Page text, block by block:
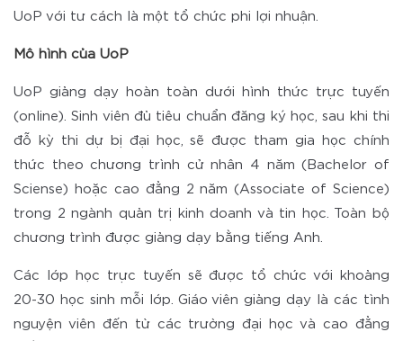
UoP với tư cách là một tổ chức phi lợi nhuận.
Mô hình của UoP
UoP giảng dạy hoàn toàn dưới hình thức trực tuyến
(online). Sinh viên đủ tiêu chuẩn đăng ký học, sau khi thi
đỗ kỳ thi dự bị đại học, sẽ được tham gia học chính
thức theo chương trình cử nhân 4 năm (Bachelor of
Sciense) hoặc cao đẳng 2 năm (Associate of Science)
trong 2 ngành quản trị kinh doanh và tin học. Toàn bộ
chương trình được giảng dạy bằng tiếng Anh.
Các lớp học trực tuyến sẽ được tổ chức với khoảng
20-30 học sinh mỗi lớp. Giáo viên giảng dạy là các tình
nguyện viên đến từ các trường đại học và cao đẳng